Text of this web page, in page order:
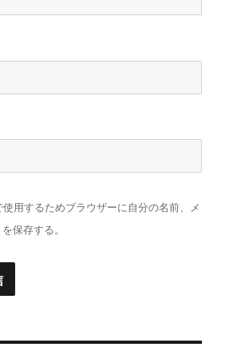
用するためブラウザーに自分の名前、メ
保存する。